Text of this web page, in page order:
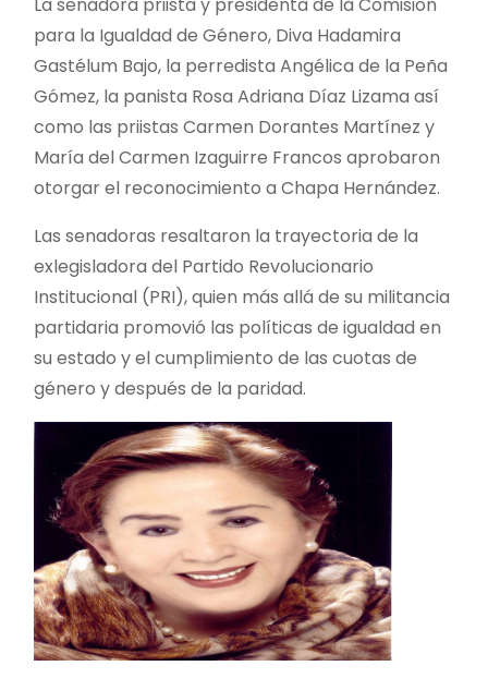
para la Igualdad de Género, Diva Hadamira
Gastélum Bajo, la perredista Angélica de la Peña
Gómez, la panista Rosa Adriana Díaz Lizama así
como las priistas Carmen Dorantes Martínez y
María del Carmen Izaguirre Francos aprobaron
otorgar el reconocimiento a Chapa Hernández.
Las senadoras resaltaron la trayectoria de la
exlegisladora del Partido Revolucionario
Institucional (PRI), quien más allá de su militancia
partidaria promovió las políticas de igualdad en
su estado y el cumplimiento de las cuotas de
género y después de la paridad.